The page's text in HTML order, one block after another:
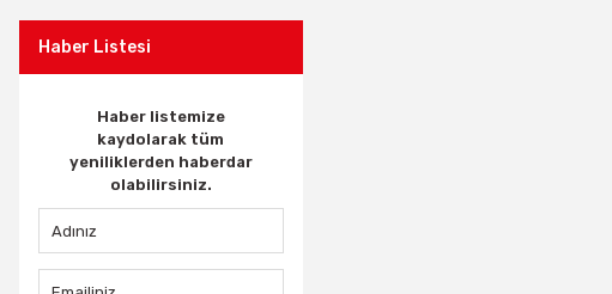
Haber Listesi
Haber listemize
kaydolarak tüm
yeniliklerden haberdar
olabilirsiniz.